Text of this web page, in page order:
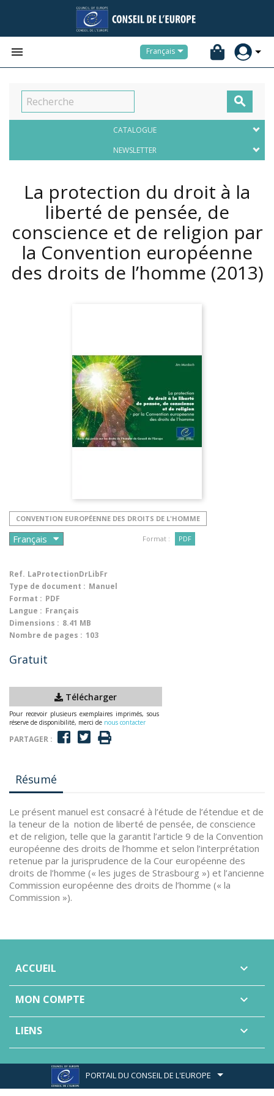
 Français

CATALOGUE
NEWSLETTER
La protection du droit à la
liberté de pensée, de
conscience et de religion par
la Convention européenne
des droits de l’homme (2013)
CONVENTION EUROPÉENNE DES DROITS DE L'HOMME
Format : PDF
Ref. LaProtectionDrLibFr
Type de document : Manuel
Format : PDF
Langue : Français
Dimensions : 8.41 MB
Nombre de pages : 103
Gratuit
Télécharger
Pour recevoir plusieurs exemplaires imprimés, sous
réserve de disponibilité, merci de nous contacter
PARTAGER :
Résumé
Le présent manuel est consacré à l’étude de l’étendue et de
la teneur de la notion de liberté de pensée, de conscience
et de religion, telle que la garantit l’article 9 de la Convention
européenne des droits de l’homme et selon l’interprétation
retenue par la jurisprudence de la Cour européenne des
droits de l’homme (« les juges de Strasbourg ») et l’ancienne
Commission européenne des droits de l’homme (« la
Commission »).
ACCUEIL 
MON COMPTE 
LIENS 
PORTAIL DU CONSEIL DE L'EUROPE